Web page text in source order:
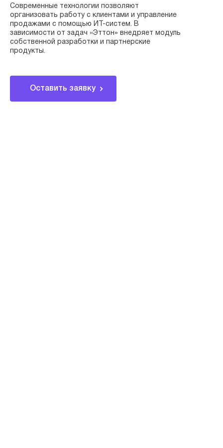
Современные технологии позволяют
организовать работу с клиентами и управление
продажами с помощью ИT-систем. В
зависимости от задач «Эттон» внедряет модуль
собственной разработки и партнерские
продукты.
Оставить заявку